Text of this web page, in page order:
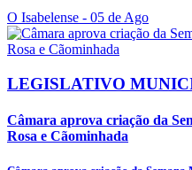
O Isabelense - 05 de Ago
LEGISLATIVO
Câmara aprova criação da
Rosa e Cãominhada